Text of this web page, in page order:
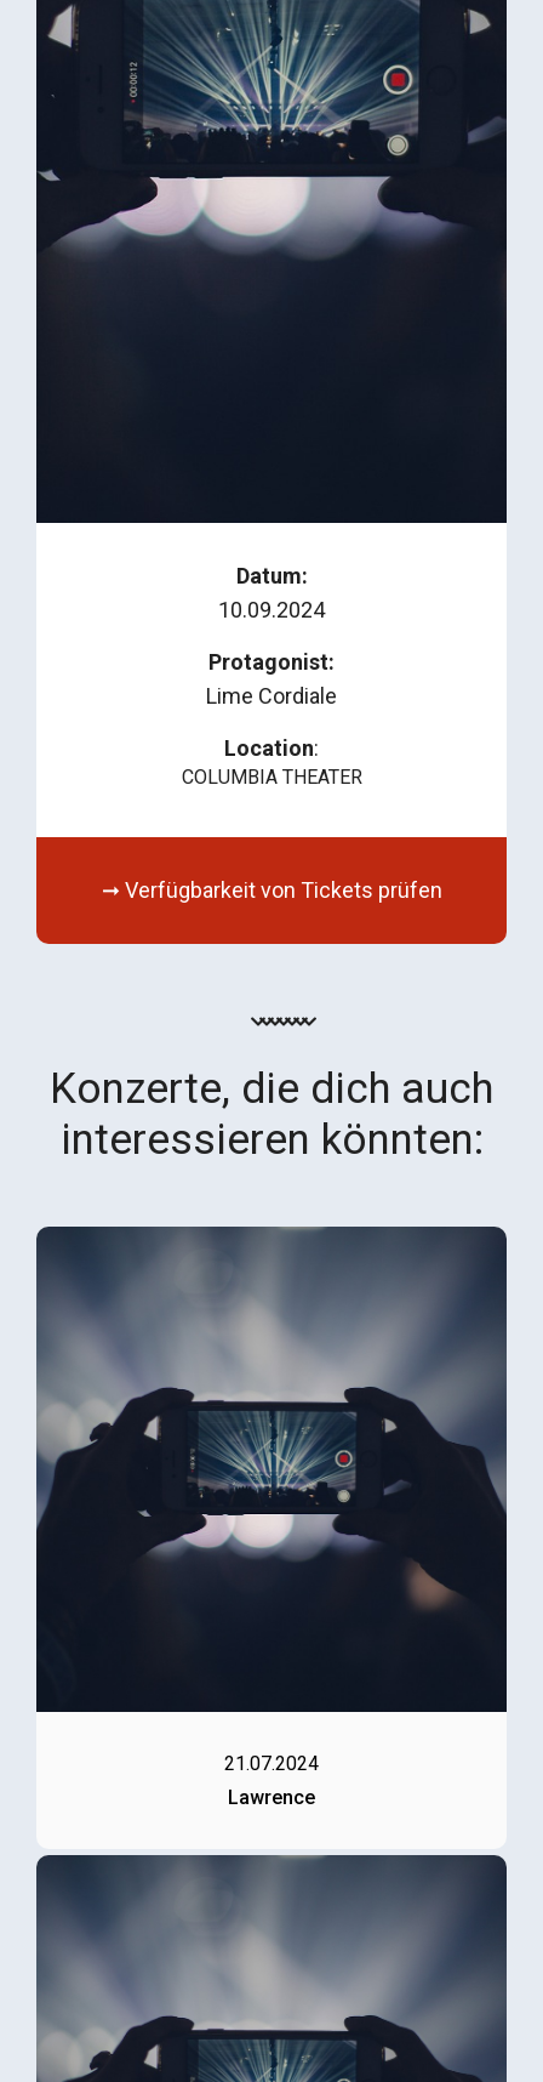
Datum:
10.09.2024
Protagonist:
Lime Cordiale
Location:
COLUMBIA THEATER
➞ Verfügbarkeit von Tickets prüfen
Konzerte, die dich auch
interessieren könnten:
21.07.2024
Lawrence